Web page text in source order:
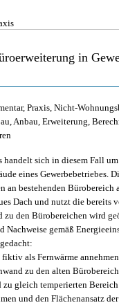
in
Praxis, Nicht-
Anbau, Erweiterung,
handelt sich in diesem Fall
eines Gewerbebetriebes.
an bestehenden Bürobereich
Dach und nutzt die bereits
zu den Bürobereichen wird
Nachweise gemäß
als Fernwärme
zu den alten
gleich temperierten
und den Flächenansatz